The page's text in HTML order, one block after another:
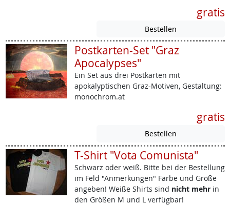
gratis
Postkarten-Set "Graz
Apocalypses"
Ein Set aus drei Postkarten mit
apokalyptischen Graz-Motiven, Gestaltung:
monochrom.at
gratis
T-Shirt "Vota Comunista"
Schwarz oder weiß. Bitte bei der Bestellung
im Feld "Anmerkungen" Farbe und Größe
angeben! Weiße Shirts sind nicht mehrin
den Größen M und L verfügbar!